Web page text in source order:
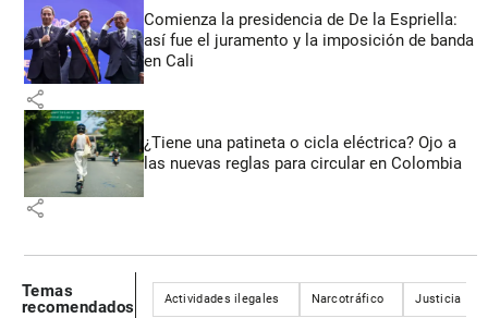
Comienza la presidencia de De la Espriella:
así fue el juramento y la imposición de banda
en Cali
share
¿Tiene una patineta o cicla eléctrica? Ojo a
las nuevas reglas para circular en Colombia
share
Temas
recomendados
Actividades ilegales Narcotráfico Justicia